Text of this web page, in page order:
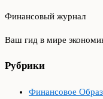
Финансовый журнал
Ваш гид в мире
Рубрики
Финансовое